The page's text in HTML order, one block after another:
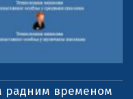
радним временом